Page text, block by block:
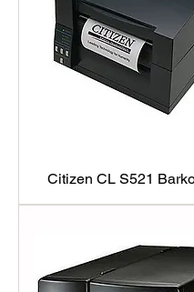
Citizen CL S521